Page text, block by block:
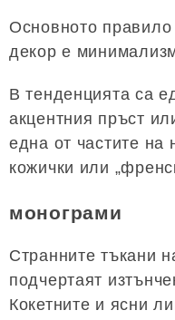
Основното
декор е
В тенденцията са
акцентния пръст
една от частите на
кожички или
монограми
Странните тъкани
подчертаят
Кокетните и ясни